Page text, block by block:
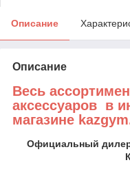
Описание
Описание
Весь
аксессуаров в
магазине
Официальный